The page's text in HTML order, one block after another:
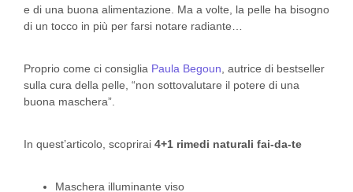
e di una buona alimentazione. Ma a volte, la pelle ha bisogno
di un tocco in più per farsi notare radiante…
Proprio come ci consiglia Paula Begoun , autrice di bestseller
sulla cura della pelle, “non sottovalutare il potere di una
buona maschera”.
In quest’articolo, scoprirai 4+1 rimedi naturali fai-da-te
Maschera illuminante viso